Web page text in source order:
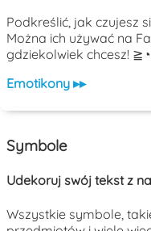
Podkreślić, jak czujesz
Można ich używać na
gdziekolwiek chcesz!
Emotikony ▸▸
Symbole
Udekoruj swój tekst z
Wszystkie symbole,